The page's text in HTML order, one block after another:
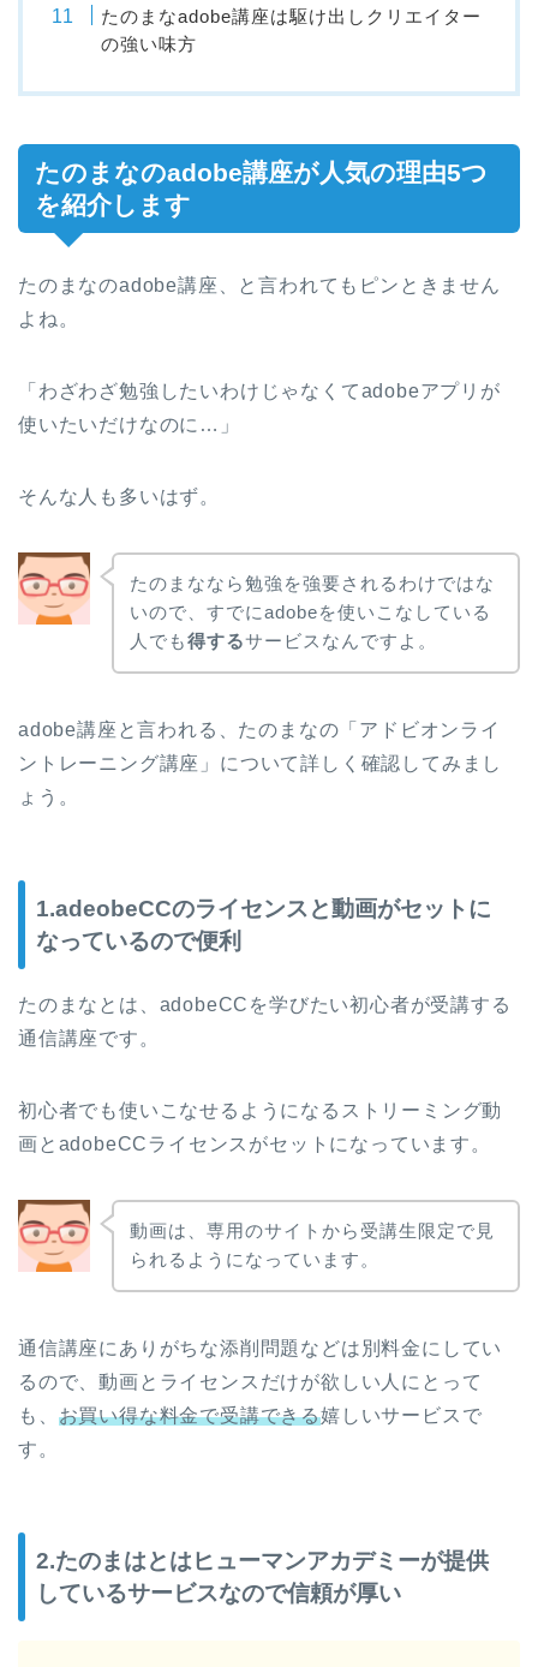
たのまなadobe講座は駆け出しクリエイター
の強い味方
たのまなのadobe講座が人気の理由5つ
を紹介します
たのまなのadobe講座、と言われてもピンときません
よね。
「わざわざ勉強したいわけじゃなくてadobeアプリが
使いたいだけなのに…」
そんな人も多いはず。
たのまななら勉強を強要されるわけではな
いので、すでにadobeを使いこなしている
人でも得するサービスなんですよ。
adobe講座と言われる、たのまなの「アドビオンライ
ントレーニング講座」について詳しく確認してみまし
ょう。
1.adeobeCCのライセンスと動画がセットに
なっているので便利
たのまなとは、adobeCCを学びたい初心者が受講する
通信講座です。
初心者でも使いこなせるようになるストリーミング動
画とadobeCCライセンスがセットになっています。
動画は、専用のサイトから受講生限定で見
られるようになっています。
通信講座にありがちな添削問題などは別料金にしてい
るので、動画とライセンスだけが欲しい人にとって
も、 お買い得な料金で受講できる嬉しいサービスで
す。
2.たのまはとはヒューマンアカデミーが提供
しているサービスなので信頼が厚い